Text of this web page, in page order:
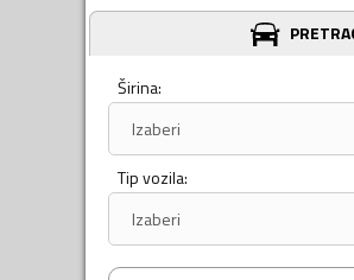
Širina:
Izaberi
Tip vozila:
Izaberi